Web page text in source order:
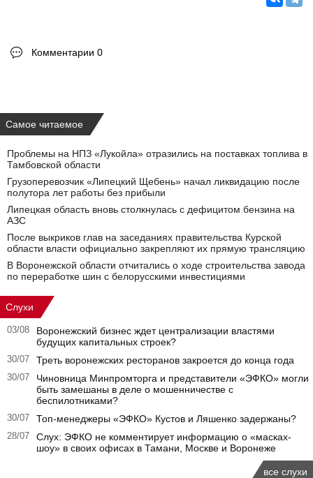
Комментарии 0
Самое читаемое
Проблемы на НПЗ «Лукойла» отразились на поставках топлива в
Тамбовской области
Грузоперевозчик «Липецкий Щебень» начал ликвидацию после
полутора лет работы без прибыли
Липецкая область вновь столкнулась с дефицитом бензина на
АЗС
После выкриков глав на заседаниях правительства Курской
области власти официально закрепляют их прямую трансляцию
В Воронежской области отчитались о ходе строительства завода
по переработке шин с белорусскими инвестициями
Слухи
03/08
Воронежский бизнес ждет централизации властями
будущих капитальных строек?
30/07 Треть воронежских ресторанов закроется до конца года
30/07
Чиновница Минпромторга и представители «ЭФКО» могли
быть замешаны в деле о мошенничестве с
беспилотниками?
30/07 Топ-менеджеры «ЭФКО» Кустов и Ляшенко задержаны?
28/07
Слух: ЭФКО не комментирует информацию о «масках-
шоу» в своих офисах в Тамани, Москве и Воронеже
все слухи